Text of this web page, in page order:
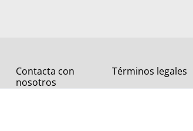
Contacta con
nosotros
Términos legales